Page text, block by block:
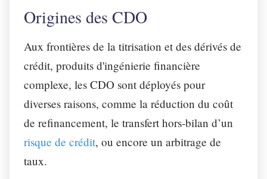
Origines des CDO
Aux frontières de la titrisation et des dérivés de
crédit, produits d'ingénierie financière
complexe, les CDO sont déployés pour
diverses raisons, comme la réduction du coût
de refinancement, le transfert hors-bilan d’un
risque de crédit, ou encore un arbitrage de
taux.